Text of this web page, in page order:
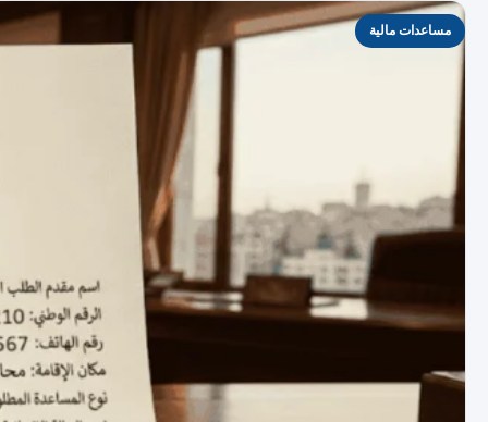
مساعدات مالية